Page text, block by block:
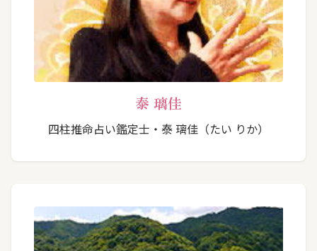
泰 璃佳
四柱推命占い鑑定士・泰 璃佳（たい りか）